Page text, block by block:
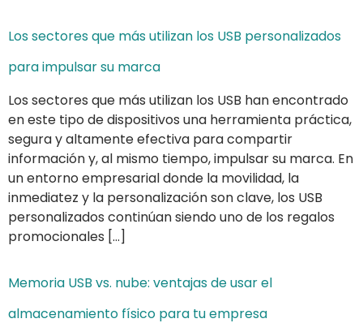
Los sectores que más utilizan los USB personalizados
para impulsar su marca
Los sectores que más utilizan los USB han encontrado
en este tipo de dispositivos una herramienta práctica,
segura y altamente efectiva para compartir
información y, al mismo tiempo, impulsar su marca. En
un entorno empresarial donde la movilidad, la
inmediatez y la personalización son clave, los USB
personalizados continúan siendo uno de los regalos
promocionales […]
Memoria USB vs. nube: ventajas de usar el
almacenamiento físico para tu empresa